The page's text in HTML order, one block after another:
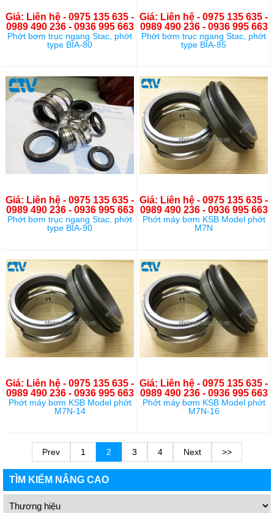
Giá: Liên hệ - 0975 135 635 -
0989 490 236 - 0936 995 663
Phớt bơm trục ngang Stac, phớt
type BIA-80
Giá: Liên hệ - 0975 135 635 -
0989 490 236 - 0936 995 663
Phớt bơm trục ngang Stac, phớt
type BIA-85
Giá: Liên hệ - 0975 135 635 -
0989 490 236 - 0936 995 663
Phớt bơm trục ngang Stac, phớt
type BIA-90
Giá: Liên hệ - 0975 135 635 -
0989 490 236 - 0936 995 663
Phớt máy bơm KSB Model phớt
M7N
Giá: Liên hệ - 0975 135 635 -
0989 490 236 - 0936 995 663
Phớt máy bơm KSB Model phớt
M7N-14
Giá: Liên hệ - 0975 135 635 -
0989 490 236 - 0936 995 663
Phớt máy bơm KSB Model phớt
M7N-16
Prev 1 2 3 4 Next >>
TÌM KIẾM NÂNG CAO